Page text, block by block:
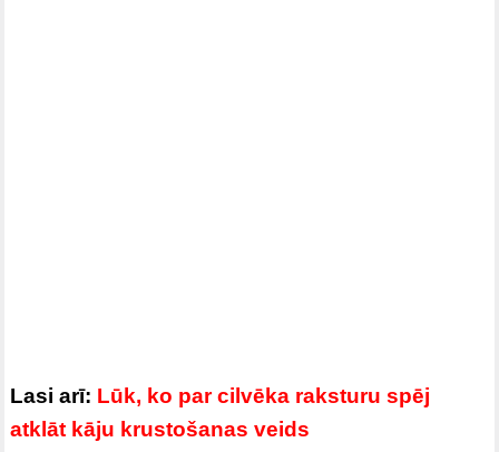
Lasi arī: Lūk, ko par cilvēka raksturu spēj
atklāt kāju krustošanas veids